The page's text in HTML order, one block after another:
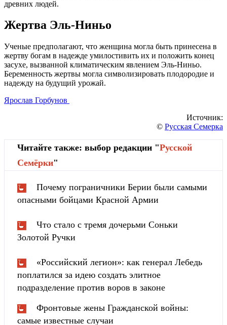
древних людей.
Жертва Эль-Ниньо
Ученые предполагают, что женщина могла быть принесена в
жертву богам в надежде умилостивить их и положить конец
засухе, вызванной климатическим явлением Эль-Ниньо.
Беременность жертвы могла символизировать плодородие и
надежду на будущий урожай.
Ярослав Горбунов
Источник:
© Русская Семерка
Читайте также: выбор редакции "Русской
Cемёрки"
Почему пограничники Берии были самыми
опасными бойцами Красной Армии
Что стало с тремя дочерьми Соньки
Золотой Ручки
«Российский легион»: как генерал Лебедь
поплатился за идею создать элитное
подразделение против воров в законе
Фронтовые жены Гражданской войны:
самые известные случаи